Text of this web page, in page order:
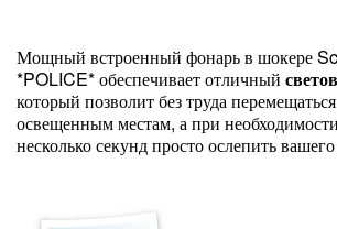
Мощный встроенный фонарь в шокере
*POLICE* обеспечивает отличный
который позволит без труда
освещенным местам, а при
несколько секунд просто ослепить